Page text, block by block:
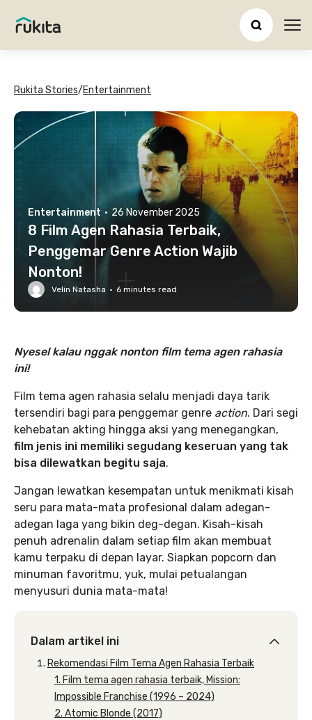
Rukita Stories/Entertainment
Entertainment · 26 November 2025
8 Film Agen Rahasia Terbaik,
Penggemar Genre Action Wajib
Nonton!
Velin Natasha · 6 minutes read
Nyesel kalau nggak nonton film tema agen rahasia
ini!
Film tema agen rahasia selalu menjadi daya tarik
tersendiri bagi para penggemar genre action. Dari segi
kehebatan akting hingga aksi yang menegangkan,
film jenis ini memiliki segudang keseruan yang tak
bisa dilewatkan begitu saja.
Jangan lewatkan kesempatan untuk menikmati kisah
seru para mata-mata profesional dalam adegan-
adegan laga yang bikin deg-degan. Kisah-kisah
penuh adrenalin dalam setiap film akan membuat
kamu terpaku di depan layar. Siapkan popcorn dan
minuman favoritmu, yuk, mulai petualangan
menyusuri dunia mata-mata!
Dalam artikel ini
Rekomendasi Film Tema Agen Rahasia Terbaik
1. Film tema agen rahasia terbaik, Mission:
Impossible Franchise (1996 – 2024)
2. Atomic Blonde (2017)